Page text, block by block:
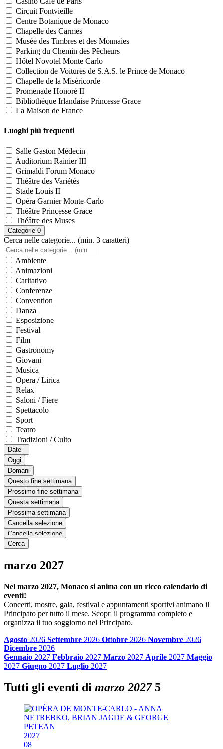
Circuit Fontvieille
Centre Botanique de Monaco
Chapelle des Carmes
Musée des Timbres et des Monnaies
Parking du Chemin des Pêcheurs
Hôtel Novotel Monte Carlo
Collection de Voitures de S.A.S. le Prince de Monaco
Chapelle de la Miséricorde
Promenade Honoré II
Bibliothèque Irlandaise Princesse Grace
La Maison de France
Luoghi più frequenti
Salle Gaston Médecin
Auditorium Rainier III
Grimaldi Forum Monaco
Théâtre des Variétés
Stade Louis II
Opéra Garnier Monte-Carlo
Théâtre Princesse Grace
Théâtre des Muses
Categorie 0
Cerca nelle categorie... (min. 3 caratteri)
Ambiente
Animazioni
Caritativo
Conferenze
Convention
Danza
Esposizione
Festival
Film
Gastronomy
Giovani
Musica
Opera / Lirica
Relax
Saloni / Fiere
Spettacolo
Sport
Teatro
Tradizioni / Culto
Date
Oggi
Domani
Questo fine settimana
Prossimo fine settimana
Questa settimana
Prossima settimana
Cancella selezione
Cancella selezione
Cerca
marzo 2027
Nel marzo 2027, Monaco si anima con un ricco calendario di
eventi!
Concerti, mostre, gala, festival e appuntamenti sportivi animano il
Principato per tutto il mese. Scopri il programma completo e
organizza il tuo soggiorno nel Principato.
Agosto 2026 Settembre 2026 Ottobre 2026 Novembre 2026
Dicembre 2026
Gennaio 2027 Febbraio 2027 Marzo 2027 Aprile 2027 Maggio
2027 Giugno 2027 Luglio 2027
Tutti gli eventi di marzo 2027 5
2027
08